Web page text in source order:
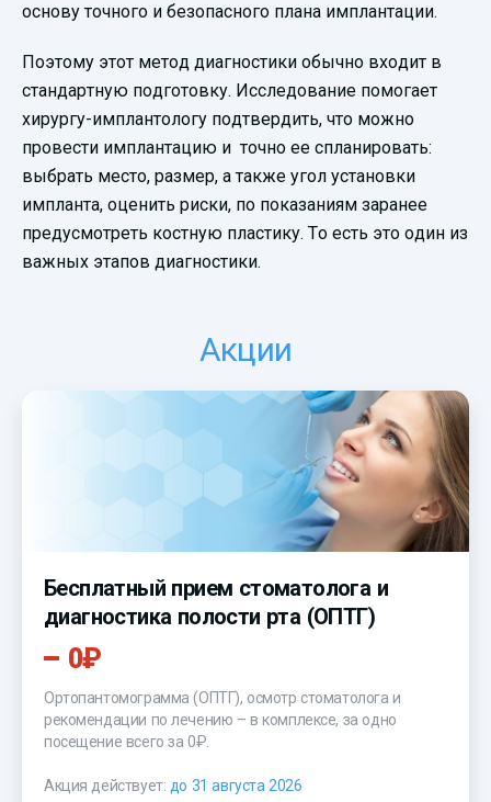
основу точного и безопасного плана имплантации.
Поэтому этот метод диагностики обычно входит в
стандартную подготовку. Исследование помогает
хирургу-имплантологу подтвердить, что можно
провести имплантацию и точно ее спланировать:
выбрать место, размер, а также угол установки
импланта, оценить риски, по показаниям заранее
предусмотреть костную пластику. То есть это один из
важных этапов диагностики.
Акции
Бесплатный прием стоматолога и
диагностика полости рта (ОПТГ)
0₽
Ортопантомограмма (ОПТГ), осмотр стоматолога и
рекомендации по лечению – в комплексе, за одно
посещение всего за 0₽.
Акция действует: до 31 августа 2026